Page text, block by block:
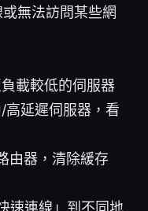
無法訪問某些網
載較低的伺服器
高延遲伺服器，看
由器，清除緩存
速連線」到不同地